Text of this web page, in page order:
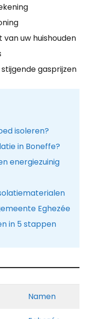
uw huishouden
gasprijzen
isoleren?
in Boneffe?
energiezuinig
Eghezée
in 5 stappen
Namen